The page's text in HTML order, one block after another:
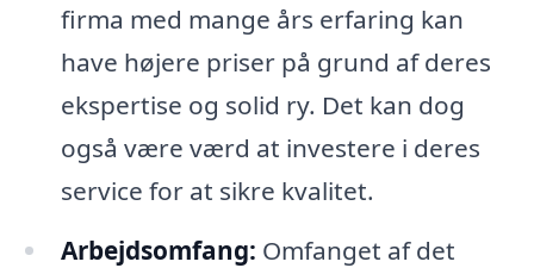
firma med mange års erfaring kan
have højere priser på grund af deres
ekspertise og solid ry. Det kan dog
også være værd at investere i deres
service for at sikre kvalitet.
Arbejdsomfang: Omfanget af det